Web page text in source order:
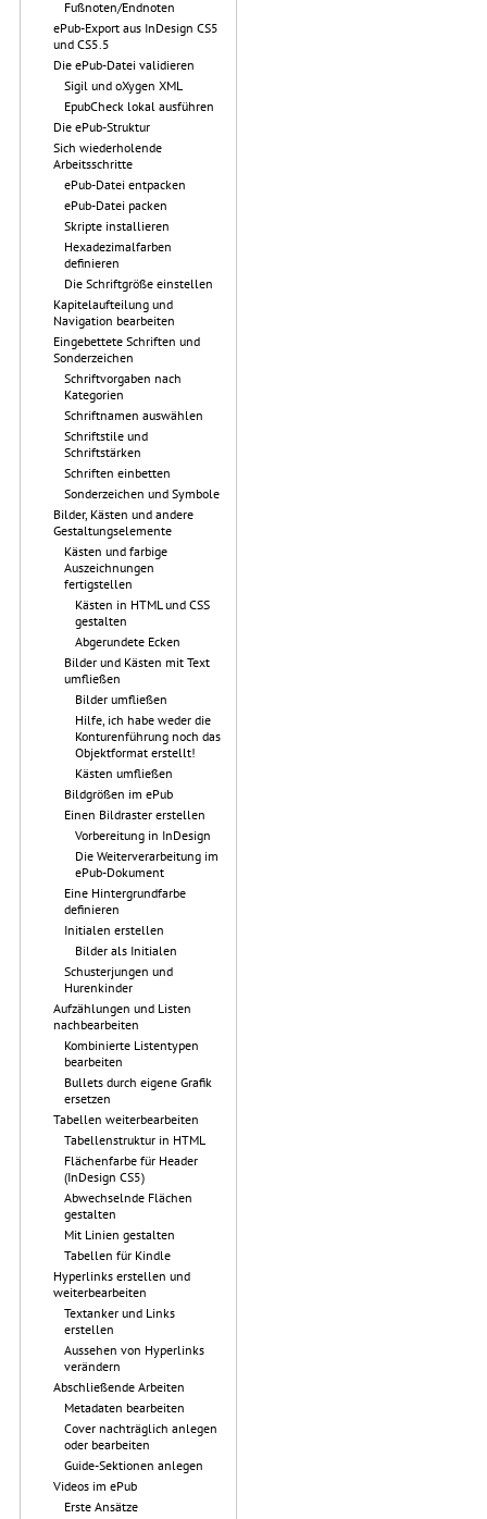
Fußnoten/Endnoten
ePub-Export aus InDesign CS5
und CS5.5
Die ePub-Datei validieren
Sigil und oXygen XML
EpubCheck lokal ausführen
Die ePub-Struktur
Sich wiederholende
Arbeitsschritte
ePub-Datei entpacken
ePub-Datei packen
Skripte installieren
Hexadezimalfarben
definieren
Die Schriftgröße einstellen
Kapitelaufteilung und
Navigation bearbeiten
Eingebettete Schriften und
Sonderzeichen
Schriftvorgaben nach
Kategorien
Schriftnamen auswählen
Schriftstile und
Schriftstärken
Schriften einbetten
Sonderzeichen und Symbole
Bilder, Kästen und andere
Gestaltungselemente
Kästen und farbige
Auszeichnungen
fertigstellen
Kästen in HTML und CSS
gestalten
Abgerundete Ecken
Bilder und Kästen mit Text
umfließen
Bilder umfließen
Hilfe, ich habe weder die
Konturenführung noch das
Objektformat erstellt!
Kästen umfließen
Bildgrößen im ePub
Einen Bildraster erstellen
Vorbereitung in InDesign
Die Weiterverarbeitung im
ePub-Dokument
Eine Hintergrundfarbe
definieren
Initialen erstellen
Bilder als Initialen
Schusterjungen und
Hurenkinder
Aufzählungen und Listen
nachbearbeiten
Kombinierte Listentypen
bearbeiten
Bullets durch eigene Grafik
ersetzen
Tabellen weiterbearbeiten
Tabellenstruktur in HTML
Flächenfarbe für Header
(InDesign CS5)
Abwechselnde Flächen
gestalten
Mit Linien gestalten
Tabellen für Kindle
Hyperlinks erstellen und
weiterbearbeiten
Textanker und Links
erstellen
Aussehen von Hyperlinks
verändern
Abschließende Arbeiten
Metadaten bearbeiten
Cover nachträglich anlegen
oder bearbeiten
Guide-Sektionen anlegen
Videos im ePub
Erste Ansätze